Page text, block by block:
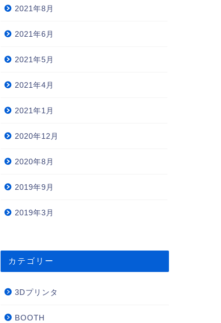
2021年8月
2021年6月
2021年5月
2021年4月
2021年1月
2020年12月
2020年8月
2019年9月
2019年3月
カテゴリー
3Dプリンタ
BOOTH